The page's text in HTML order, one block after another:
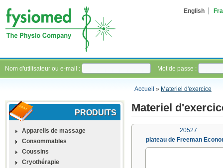
English
Nom d'utilisateur ou e-mail : Mot de passe :
Accueil » Materiel d'exercice
PRODUITS
Appareils de massage
Consommables
Coussins
Cryothérapie
Materiel
20527
plateau de Freeman